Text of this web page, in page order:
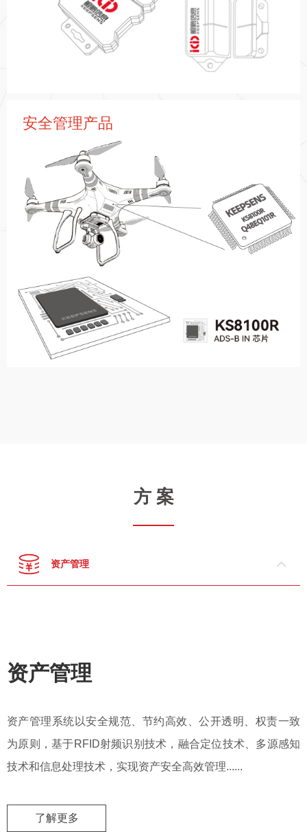
鲲鹏信息自研了一批可以感知物品时间、空间、状态等属性的
传感设备，包括智能集装箱全球监控设备、高性能地理信息系
统等产品
更多 >
安全管理产品
方 案
资产管理
资产管理系统以安全规范、节约高效、公开透明、权责一致
为原则，基于RFID射频识别技术，融合定位技术、多源感知
技术和信息处理技术，实现资产安全高效管理......
了解更多
资产管理